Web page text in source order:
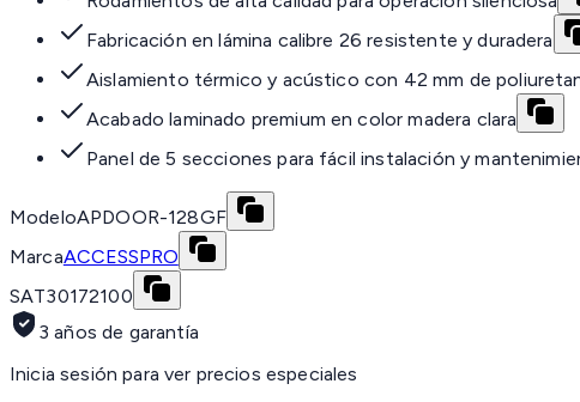
Fabricación en lámina calibre 26 resistente y duradera
Aislamiento térmico y acústico con 42 mm de
Acabado laminado premium en color madera clara
Panel de 5 secciones para fácil instalación y
ModeloAPDOOR-128GF
MarcaACCESSPRO
SAT30172100
3 años de garantía
Inicia sesión para ver precios especiales